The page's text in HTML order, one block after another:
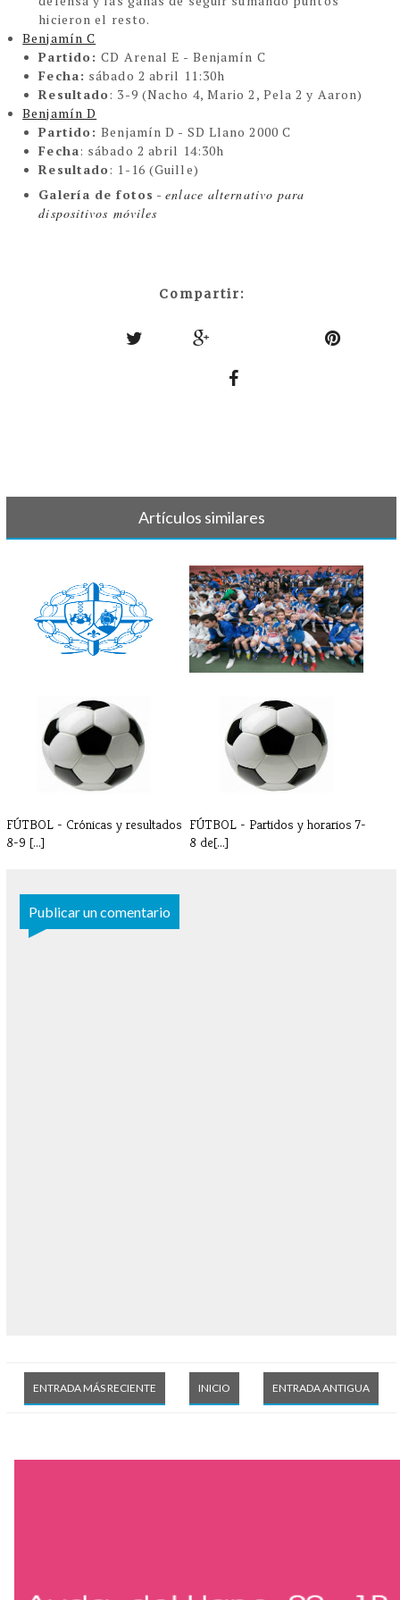
hicieron el resto.
Benjamín C
Partido:CD Arenal E - Benjamín C
Fecha: sábado 2 abril 11:30h
Resultado: 3-9 (Nacho 4, Mario 2, Pela 2 y Aaron)
Benjamín D
Partido:Benjamín D - SD Llano 2000 C
Fecha: sábado 2 abril 14:30h
Resultado: 1-16 (Guille)
Galería de fotos -enlace alternativo para
dispositivos móviles
Compartir:
Artículos similares
LISTAS FÚTBOL INICIO
ENTRENAMIENTOS[...]
FÚTBOL - LISTAS 2020/2021
FÚTBOL - Crónicas y resultados
8-9 [...]
FÚTBOL - Partidos y horarios 7-
8 de[...]
Publicar un comentario
ENTRADA MÁS RECIENTE ENTRADA ANTIGUA
INICIO